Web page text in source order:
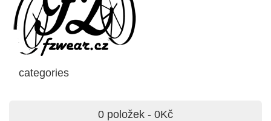
categories
0 položek - 0Kč